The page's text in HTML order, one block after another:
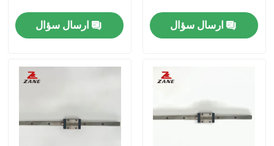
کنترل کیفیت
ارسال سؤال ارسال سؤال